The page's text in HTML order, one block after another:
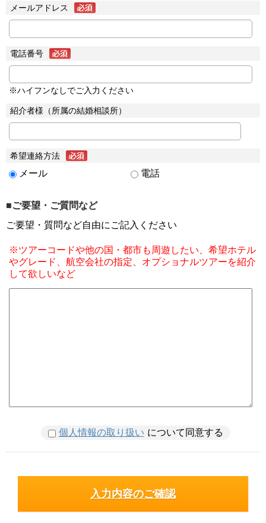
メールアドレス
電話番号
※ハイフンなしでご入力ください
紹介者様（所属の結婚相談所）
希望連絡方法
メール 電話
■ご要望・ご質問など
ご要望・質問など自由にご記入ください
※ツアーコードや他の国・都市も周遊したい、希望ホテル
やグレード、航空会社の指定、オプショナルツアーを紹介
して欲しいなど
個人情報の取り扱い について同意する